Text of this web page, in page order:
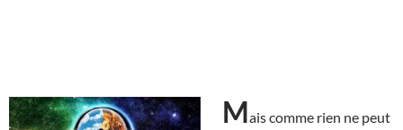
Mais comme rien ne peut